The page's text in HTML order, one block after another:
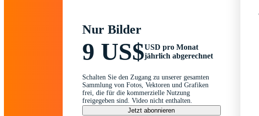
Nur Bilder
9 US$USD pro Monat
jährlich abgerechnet
Schalten Sie den Zugang zu unserer gesamten
Sammlung von Fotos, Vektoren und Grafiken
frei, die für die kommerzielle Nutzung
freigegeben sind. Video nicht enthalten.
Jetzt abonnieren